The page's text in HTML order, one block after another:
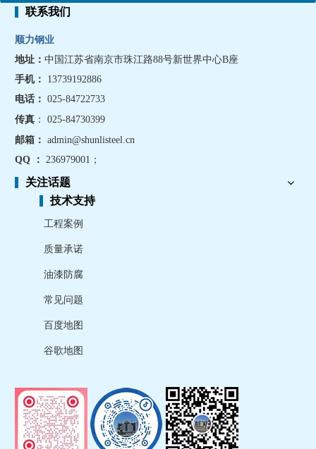
联系我们
顺力钢业
地址： 中国江苏省南京市珠江路88号新世界中心B座
手机：
13739192886
电话： 025-84722733
传真 ： 025-84730399
邮箱： admin@shunlisteel.cn
QQ ：
236979001 ；
关注话题
技术支持
工程案例
质量承诺
油漆防腐
常见问题
百度地图
谷歌地图